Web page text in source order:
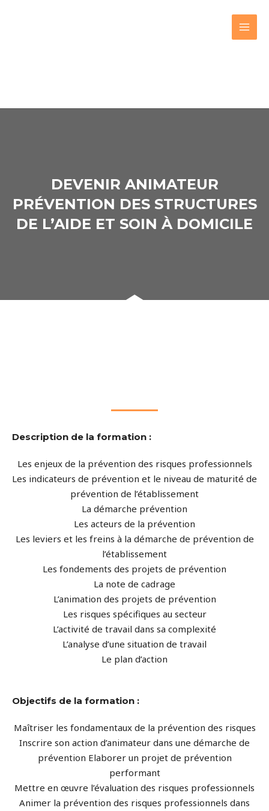
DEVENIR ANIMATEUR
PRÉVENTION DES STRUCTURES
DE L’AIDE ET SOIN À DOMICILE
Description de la formation :
Les enjeux de la prévention des risques professionnels
Les indicateurs de prévention et le niveau de maturité de
prévention de l’établissement
La démarche prévention
Les acteurs de la prévention
Les leviers et les freins à la démarche de prévention de
l’établissement
Les fondements des projets de prévention
La note de cadrage
L’animation des projets de prévention
Les risques spécifiques au secteur
L’activité de travail dans sa complexité
L’analyse d’une situation de travail
Le plan d’action
Objectifs de la formation :
Maîtriser les fondamentaux de la prévention des risques
Inscrire son action d’animateur dans une démarche de
prévention Elaborer un projet de prévention
performant
Mettre en œuvre l’évaluation des risques professionnels
Animer la prévention des risques professionnels dans